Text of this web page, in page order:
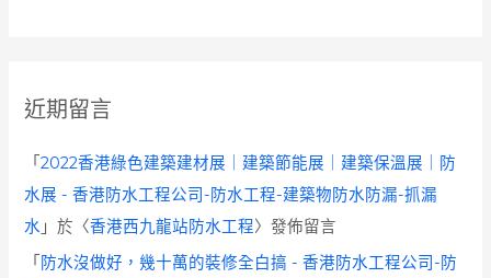
近期留言
「2022香港綠色建築建材展｜建築節能展｜建築保溫展｜防
水展 - 香港防水工程公司-防水工程-建築物防水防漏-抓漏
水 」於〈香港西九龍站防水工程〉發佈留言
「 防水沒做好，幾十萬的裝修全白搞 - 香港防水工程公司-防